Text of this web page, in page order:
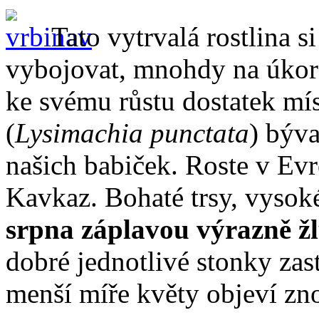
Tato vytrvalá rostlina
vybojovat, mnohdy na
ke svému růstu dostatek
(Lysimachia punctata)
našich babiček. Roste v
Kavkaz. Bohaté trsy,
srpna záplavou výrazně
dobré jednotlivé stonky
menší míře květy objeví